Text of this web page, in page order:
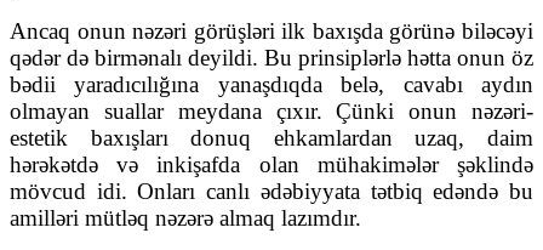
Ancaq onun nəzəri görüşləri ilk baxışda görünə biləcəyi
qədər də birmənalı deyildi. Bu prinsiplərlə hətta onun öz
bədii yaradıcılığına yanaşdıqda belə, cavabı aydın
olmayan suallar meydana çıxır. Çünki onun nəzəri-
estetik baxışları donuq ehkamlardan uzaq, daim
hərəkətdə və inkişafda olan mühakimələr şəklində
mövcud idi. Onları canlı ədəbiyyata tətbiq edəndə bu
amilləri mütləq nəzərə almaq lazımdır.